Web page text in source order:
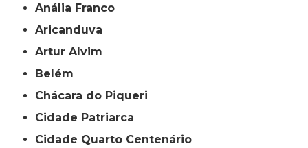
Anália Franco
Aricanduva
Artur Alvim
Belém
Chácara do Piqueri
Cidade Patriarca
Cidade Quarto Centenário